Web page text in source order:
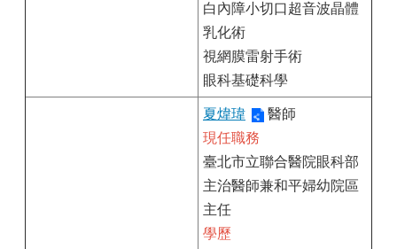
白內障小切口超音波晶體
乳化術
視網膜雷射手術
眼科基礎科學
夏煒瑋
醫師
現任職務
臺北市立聯合醫院眼科部
主治醫師兼和平婦幼院區
主任
學歷